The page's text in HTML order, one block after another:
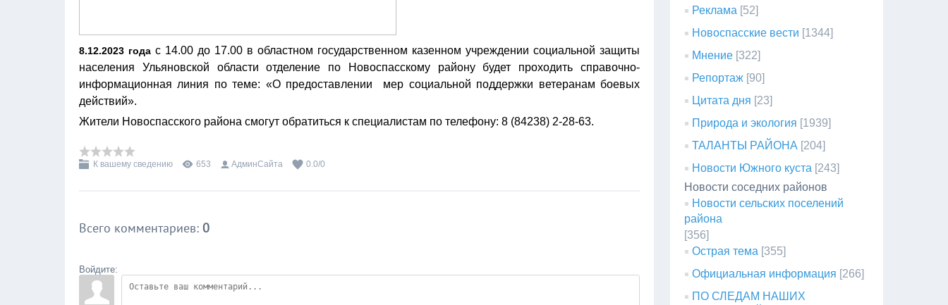
8.12.2023 года с 14.00 до 17.00 в областном государственном казенном учреждении социальной защиты
населения Ульяновской области отделение по Новоспасскому району будет проходить справочно-
информационная линия по теме: «О предоставлении мер социальной поддержки ветеранам боевых
действий».
Жители Новоспасского района смогут обратиться к специалистам по телефону: 8 (84238) 2-28-63.
К вашему сведению 653 АдминСайта 0.0/0
Всего комментариев: 0
Войдите:
Реклама [52]
Новоспасские вести [1344]
Мнение [322]
Репортаж [90]
Цитата дня [23]
Природа и экология [1939]
ТАЛАНТЫ РАЙОНА [204]
Новости Южного куста [243]
Новости соседних районов
Новости сельских поселений
района
[356]
Острая тема [355]
Официальная информация [266]
ПО СЛЕДАМ НАШИХ